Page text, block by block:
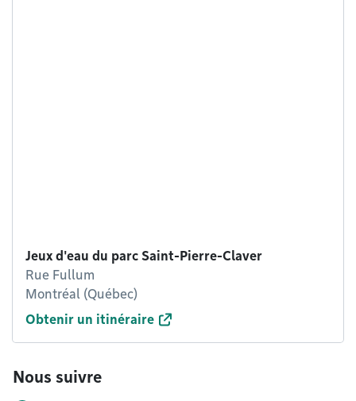
Jeux d'eau du parc Saint-Pierre-Claver
Rue Fullum
Montréal (Québec)
Obtenir un itinéraire
Nous suivre